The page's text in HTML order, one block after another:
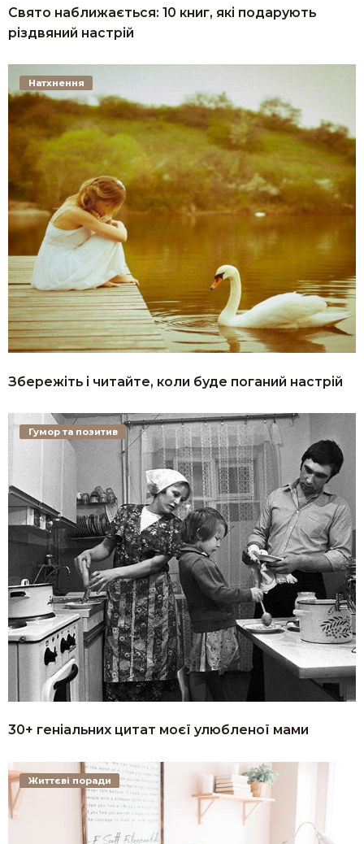
Свято наближається: 10 книг, які подарують
різдвяний настрій
Збережіть і читайте, коли буде поганий настрій
Натхнення
30+ геніальних цитат моєї улюбленої мами
Гумор та позитив
Життєві поради